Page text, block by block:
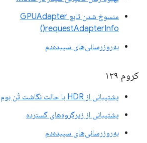
منسوخ شدن تابع GPUAdapter
requestAdapterInfo()
به‌روزرسانی‌های سپیده‌دم
کروم ۱۲۹
پشتیبانی از HDR با حالت نگاشت تُن بوم
پشتیبانی از زیرگروه‌های گسترده
به‌روزرسانی‌های سپیده‌دم